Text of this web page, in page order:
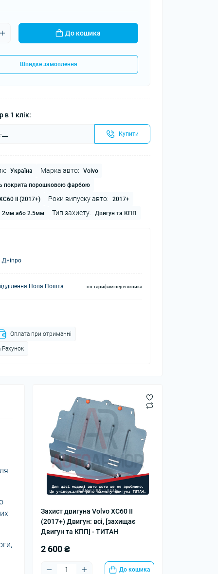
До кошика
Швидке замовлення
в 1 клік:
Купити
Україна Марка авто: Volvo
покрита порошковою фарбою
II (2017+) Роки випуску авто: 2017+
2мм або 2.5мм Тип захисту: Двигун та КПП
Нова Пошта по тарифам перевізника
Оплата при отриманні
Рахунок
Захист двигуна Volvo XC60 II
(2017+) Двигун: всі, [захищає
Двигун та КПП] - ТИТАН
2 600 ₴
До кошика